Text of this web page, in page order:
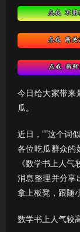
今日给大家带来
瓜。
近日，“”这个词
各位吃瓜群众的
《数学书上人气
消息整理并分享
拿上板凳，跟随
数学书上人气较